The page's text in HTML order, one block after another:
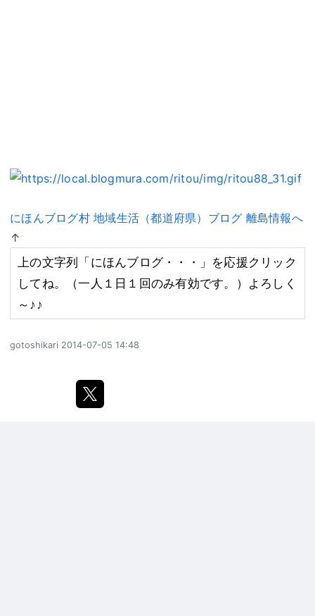
にほんブログ村 地域生活（都道府県）ブログ 離島情報へ
↑
上の文字列「にほんブログ・・・」を応援クリック
してね。（一人１日１回のみ有効です。）よろしく
～♪♪
gotoshikari 2014-07-05 14:48